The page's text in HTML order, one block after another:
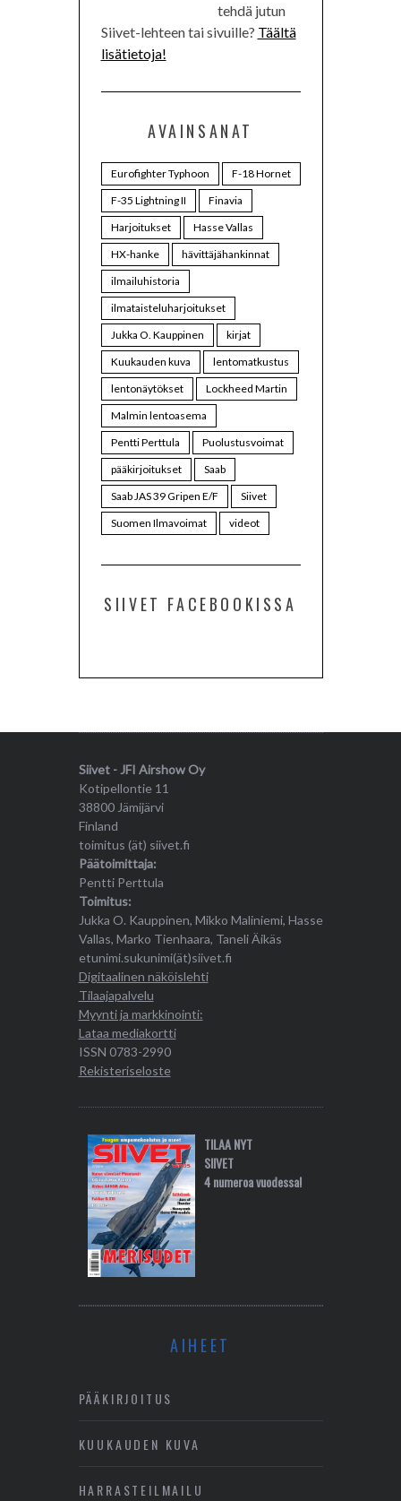
tehdä jutun
Siivet-lehteen tai sivuille? Täältä
lisätietoja!
AVAINSANAT
Eurofighter Typhoon
F-18 Hornet
F-35 Lightning II
Finavia
Harjoitukset
Hasse Vallas
HX-hanke
hävittäjähankinnat
ilmailuhistoria
ilmataisteluharjoitukset
Jukka O. Kauppinen
kirjat
Kuukauden kuva
lentomatkustus
lentonäytökset
Lockheed Martin
Malmin lentoasema
Pentti Perttula
Puolustusvoimat
pääkirjoitukset
Saab
Saab JAS 39 Gripen E/F
Siivet
Suomen Ilmavoimat
videot
SIIVET FACEBOOKISSA
Siivet - JFI Airshow Oy
Kotipellontie 11
38800 Jämijärvi
Finland
toimitus (ät) siivet.fi
Päätoimittaja:
Pentti Perttula
Toimitus:
Jukka O. Kauppinen, Mikko Maliniemi, Hasse
Vallas, Marko Tienhaara, Taneli Äikäs
etunimi.sukunimi(ät)siivet.fi
Digitaalinen näköislehti
Tilaajapalvelu
Myynti ja markkinointi:
Lataa mediakortti
ISSN 0783-2990
Rekisteriseloste
TILAA NYT
SIIVET
4 numeroa vuodessa!
AIHEET
PÄÄKIRJOITUS
KUUKAUDEN KUVA
HARRASTEILMAILU